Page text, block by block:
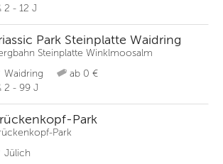
2 - 12 J
Park Steinplatte Waidring
Steinplatte Winklmoosalm
Waidring
ab 0 €
2 - 99 J
Park
Park
Jülich